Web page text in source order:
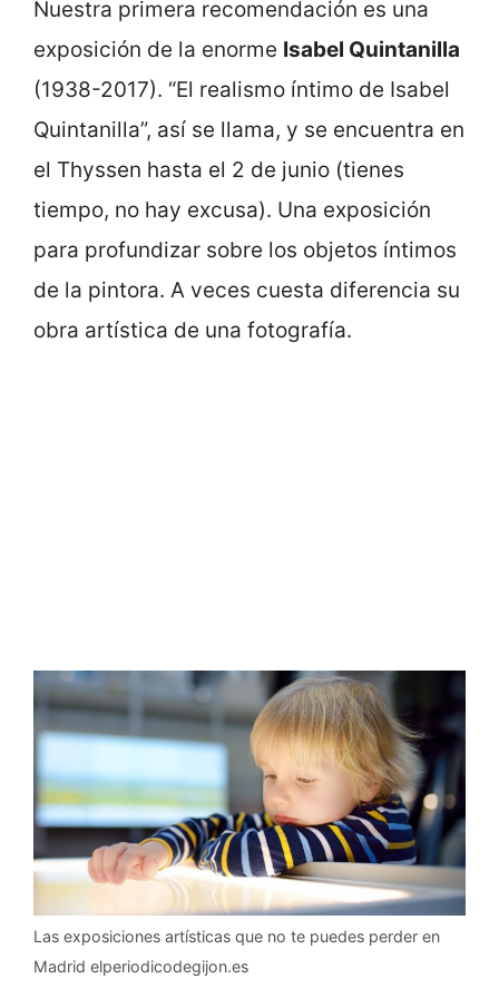
Nuestra primera recomendación es una
exposición de la enorme Isabel Quintanilla
(1938-2017). “El realismo íntimo de Isabel
Quintanilla”, así se llama, y se encuentra en
el Thyssen hasta el 2 de junio (tienes
tiempo, no hay excusa). Una exposición
para profundizar sobre los objetos íntimos
de la pintora. A veces cuesta diferencia su
obra artística de una fotografía.
Las exposiciones artísticas que no te puedes perder en
Madrid elperiodicodegijon.es